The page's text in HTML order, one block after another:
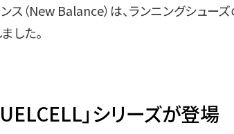
ス（New Balance）は、ランニングシューズ
した。
」シリーズが登場